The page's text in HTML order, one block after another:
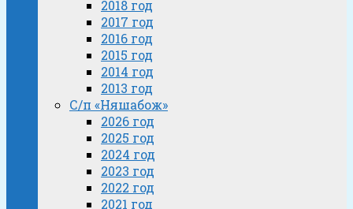
2018 год
2017 год
2016 год
2015 год
2014 год
2013 год
С/п «Няшабож»
2026 год
2025 год
2024 год
2023 год
2022 год
2021 год